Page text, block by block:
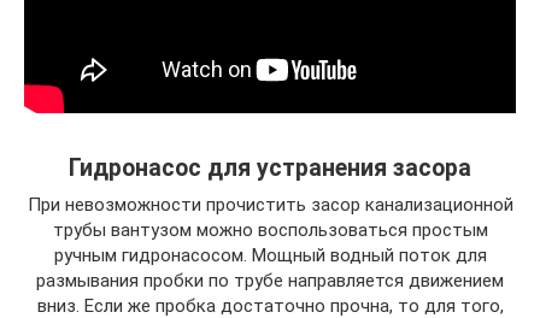
Гидронасос для устранения засора
При невозможности прочистить засор канализационной
трубы вантузом можно воспользоваться простым
ручным гидронасосом. Мощный водный поток для
размывания пробки по трубе направляется движением
вниз. Если же пробка достаточно прочна, то для того,